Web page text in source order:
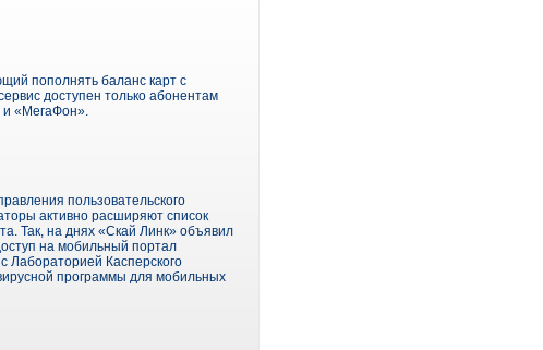
пополнять баланс карт с
доступен только абонентам
и «МегаФон».
пользовательского
активно расширяют список
Так, на днях «Скай Линк» объявил
на мобильный портал
Касперского
программы для мобильных